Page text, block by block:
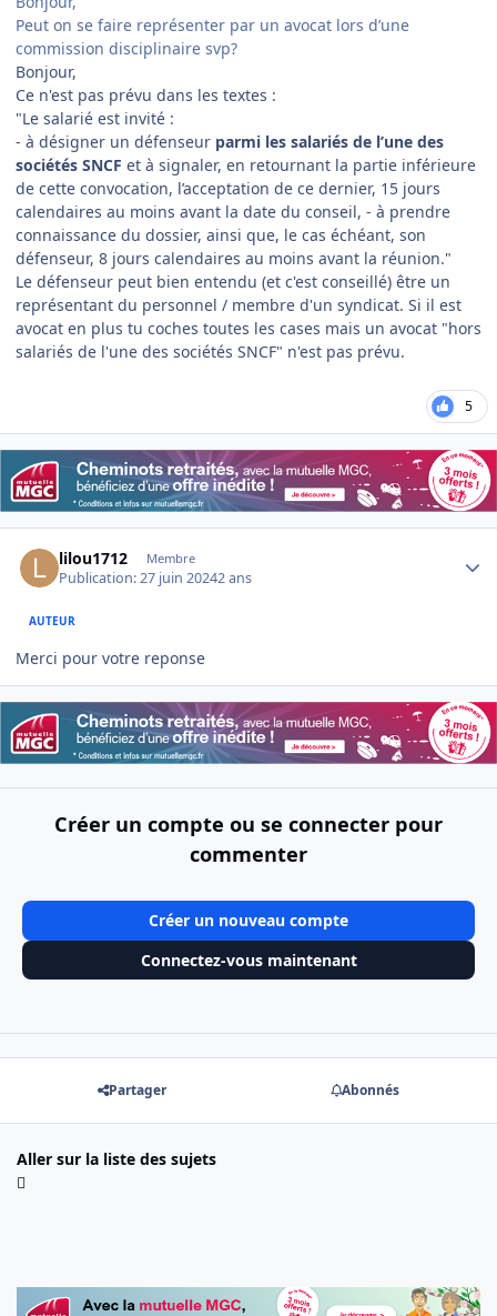
Peut on se faire représenter par un avocat lors d’une
commission disciplinaire svp?
Bonjour,
Ce n'est pas prévu dans les textes :
"Le salarié est invité :
- à désigner un défenseur parmi les salariés de l’une des
sociétés SNCF et à signaler, en retournant la partie inférieure
de cette convocation, l’acceptation de ce dernier, 15 jours
calendaires au moins avant la date du conseil, - à prendre
connaissance du dossier, ainsi que, le cas échéant, son
défenseur, 8 jours calendaires au moins avant la réunion."
Le défenseur peut bien entendu (et c'est conseillé) être un
représentant du personnel / membre d'un syndicat. Si il est
avocat en plus tu coches toutes les cases mais un avocat "hors
salariés de l'une des sociétés SNCF" n'est pas prévu.
5
lilou1712 Membre
Publication:27 juin 20242 ans
AUTEUR
Merci pour votre reponse
Créer un compte ou se connecter pour
commenter
Créer un nouveau compte
Connectez-vous maintenant
Partager Abonnés
Aller sur la liste des sujets